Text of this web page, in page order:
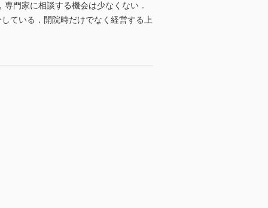
門家に相談する機会は少なくない．
ている．開院時だけでなく経営する上